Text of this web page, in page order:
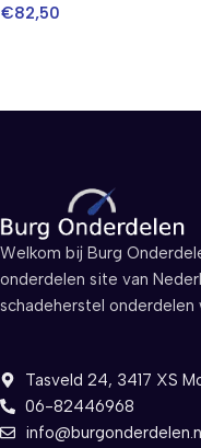
€82,50
Welkom bij Burg
onderdelen site van
schadeherstel onderdelen
Tasveld 24, 3417 XS
06-82446968